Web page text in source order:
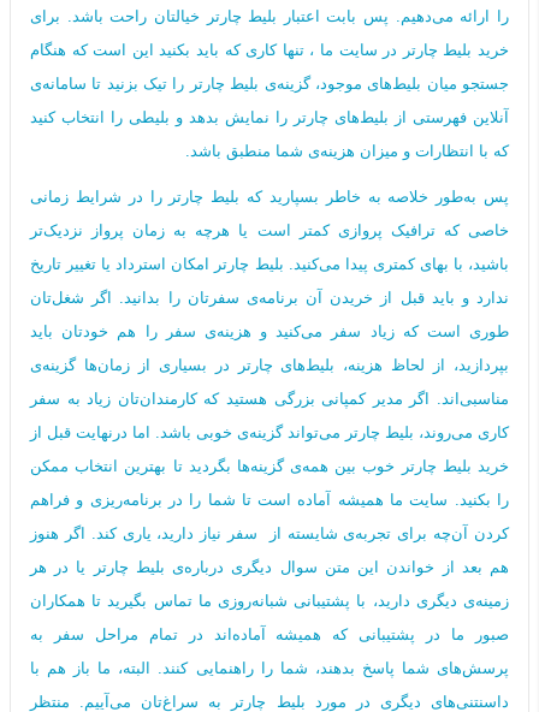
را ارائه می‌دهیم. پس بابت اعتبار بلیط چارتر خیالتان راحت باشد. برای
خرید بلیط چارتر در سایت ما ، تنها کاری که باید بکنید این است که هنگام
جستجو میان بلیط‌های موجود، گزینه‌ی بلیط چارتر را تیک بزنید تا سامانه‌ی
آنلاین فهرستی از بلیط‌های چارتر را نمایش بدهد و بلیطی را انتخاب کنید
که با انتظارات و میزان هزینه‌ی شما منطبق باشد.
پس به‌طور خلاصه به خاطر بسپارید که بلیط چارتر را در شرایط زمانی
خاصی که ترافیک پروازی کمتر است یا هرچه به زمان پرواز نزدیک‌تر
باشید، با بهای کمتری پیدا می‌کنید. بلیط چارتر امکان استرداد یا تغییر تاریخ
ندارد و باید قبل از خریدن آن برنامه‌ی سفرتان را بدانید. اگر شغل‌تان
طوری است که زیاد سفر می‌کنید و هزینه‌ی سفر را هم خودتان باید
بپردازید، از لحاظ هزینه، بلیط‌های چارتر در بسیاری از زمان‌ها گزینه‌ی
مناسبی‌اند. اگر مدیر کمپانی بزرگی هستید که کارمندان‌تان زیاد به سفر
کاری می‌روند، بلیط چارتر می‌تواند گزینه‌ی خوبی باشد. اما درنهایت قبل از
خرید بلیط چارتر خوب بین همه‌ی گزینه‌ها بگردید تا بهترین انتخاب ممکن
را بکنید. سایت ما همیشه آماده است تا شما را در برنامه‌ریزی و فراهم
کردن آن‌چه برای تجربه‌ی شایسته از سفر نیاز دارید، یاری کند. اگر هنوز
هم بعد از خواندن این متن سوال دیگری درباره‌ی بلیط چارتر یا در هر
زمینه‌ی دیگری دارید، با پشتیبانی شبانه‌روزی ما تماس بگیرید تا همکاران
صبور ما در پشتیبانی که همیشه آماده‌اند در تمام مراحل سفر به
پرسش‌های شما پاسخ بدهند، شما را راهنمایی کنند. البته، ما باز هم با
داسنتنی‌های دیگری در مورد بلیط چارتر به سراغ‌تان می‌آییم. منتظر